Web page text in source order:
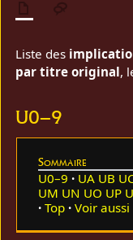
Liste des
par titre original,
U0–9
Sommaire
U0–9 UA UB
UM UN UO UP
Top
Voir aussi